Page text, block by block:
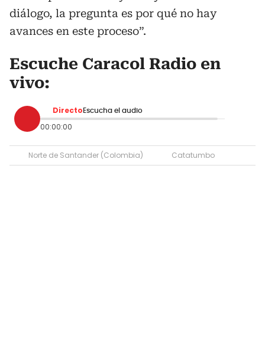
diálogo, la pregunta es por qué no hay
avances en este proceso”.
Escuche Caracol Radio en
vivo:
Directo Escucha el audio
00:00:00
Norte de Santander (Colombia) Catatumbo